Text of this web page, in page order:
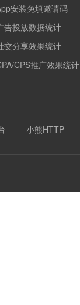
安装免填邀请码
告投放数据统计
交分享效果统计
CPS推广效果统计
小熊HTTP